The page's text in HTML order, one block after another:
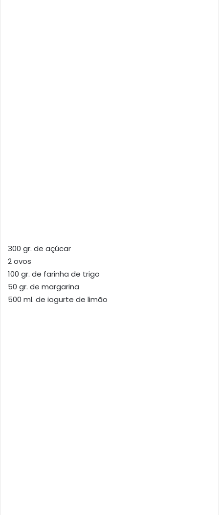
300 gr. de açúcar
2 ovos
100 gr. de farinha de trigo
50 gr. de margarina
500 ml. de iogurte de limão